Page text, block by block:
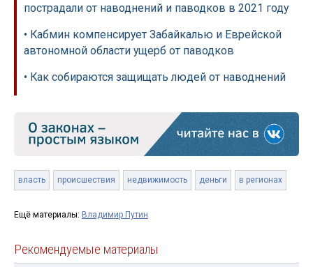
пострадали от наводнений и паводков в 2021 году
• Кабмин компенсирует Забайкалью и Еврейской
автономной области ущерб от паводков
• Как собираются защищать людей от наводнений
власть происшествия недвижимость деньги в регионах
Ещё материалы: Владимир Путин
Рекомендуемые материалы